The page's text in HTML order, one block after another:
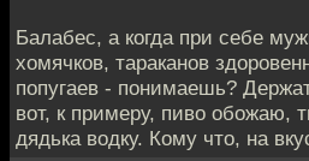
Балабес, а когда при себе
хомячков, тараканов
попугаев - понимаешь?
вот, к примеру, пиво обожаю,
дядька водку. Кому что, на